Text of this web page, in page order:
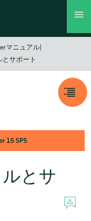
マニュアル|
サポート
15 SP5
とサ